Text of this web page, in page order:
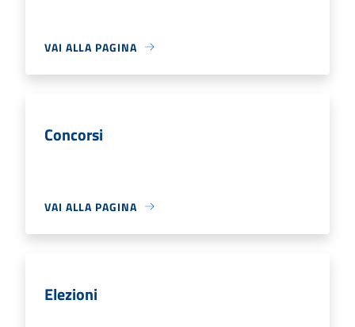
VAI ALLA PAGINA
Concorsi
VAI ALLA PAGINA
Elezioni